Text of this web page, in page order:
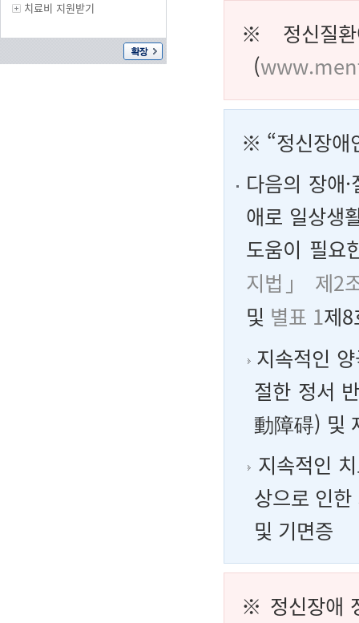
치료비 지원받기
※ 정신질환
(
※ “정신장애
다음의 장애
애로 일상생
도움이 필요
지법」 제2
및 별표 1제
지속적인
절한 정서
動障碍) 및
지속적인
상으로 인
및 기면증
※ 정신장애